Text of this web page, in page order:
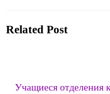
post:
Related Post
Учащиеся отделения